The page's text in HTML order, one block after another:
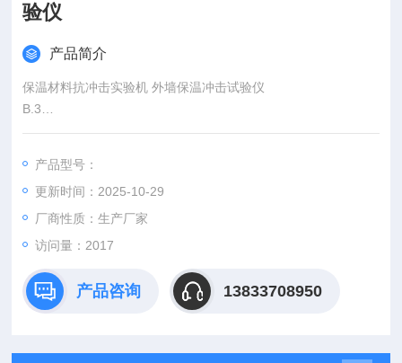
验仪
产品简介
保温材料抗冲击实验机 外墙保温冲击试验仪
B.3
条研制的实验装置。该装置可对外墙外保温系统的抗冲击性能进
机可移动，适于在现场使用。
二、 技术参数：
1、钢球重量：
0.5Kg 1Kg
产品型号：
更新时间：2025-10-29
厂商性质：生产厂家
访问量：2017
产品咨询 13833708950